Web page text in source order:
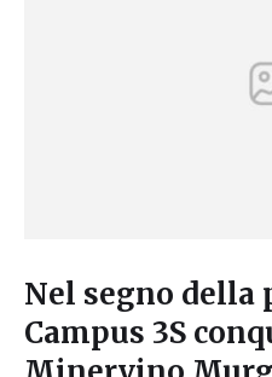
Nel segno della
Campus 3S